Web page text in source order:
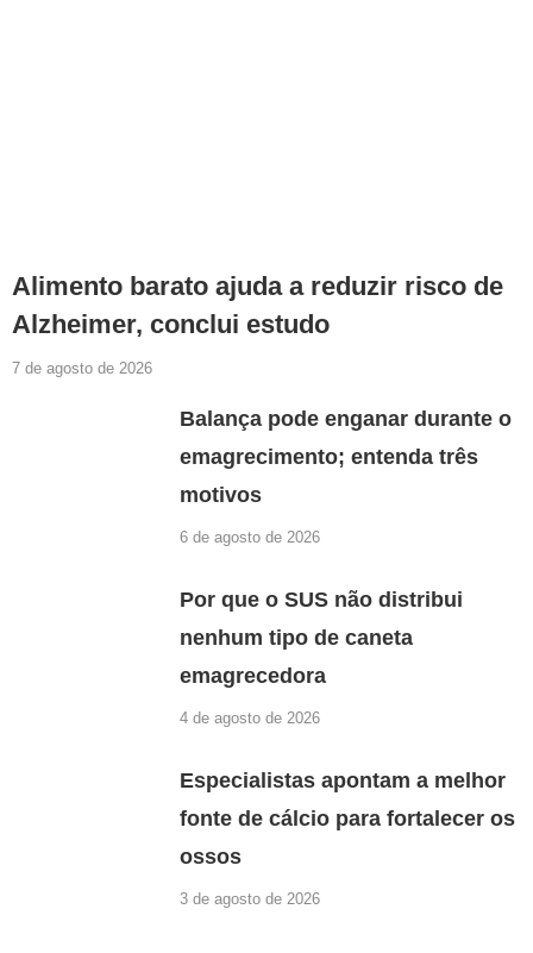
Alimento barato ajuda a reduzir risco de
Alzheimer, conclui estudo
7 de agosto de 2026
Balança pode enganar durante o
emagrecimento; entenda três
motivos
6 de agosto de 2026
Por que o SUS não distribui
nenhum tipo de caneta
emagrecedora
4 de agosto de 2026
Especialistas apontam a melhor
fonte de cálcio para fortalecer os
ossos
3 de agosto de 2026